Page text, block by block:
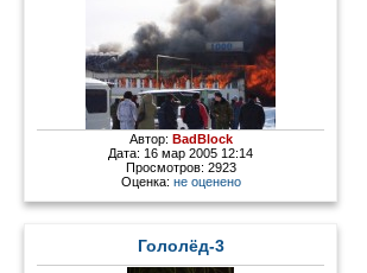
Автор: BadBlock
Дата: 16 мар 2005 12:14
Просмотров: 2923
Оценка: не оценено
Гололёд-3